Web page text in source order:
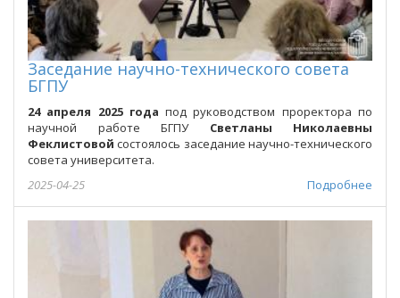
Заседание научно-технического совета
БГПУ
24 апреля 2025 годапод руководством проректора по
научной работе БГПУ Светланы Николаевны
Феклистовой состоялось заседание научно-технического
совета университета.
Подробнее
2025-04-25